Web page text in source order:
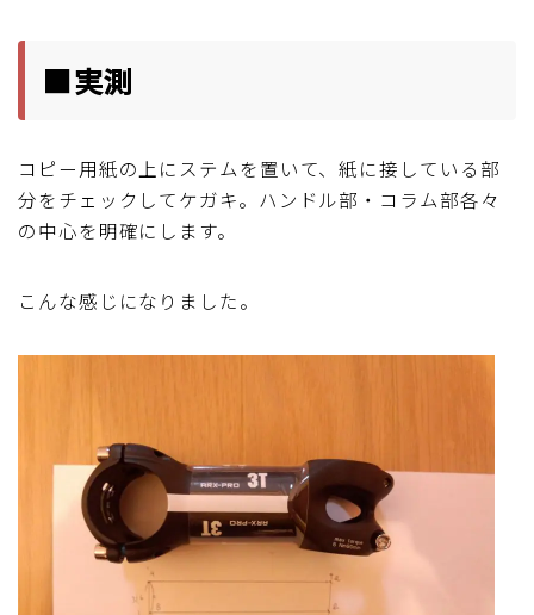
■実測
コピー用紙の上にステムを置いて、紙に接している部
分をチェックしてケガキ。ハンドル部・コラム部各々
の中心を明確にします。
こんな感じになりました。